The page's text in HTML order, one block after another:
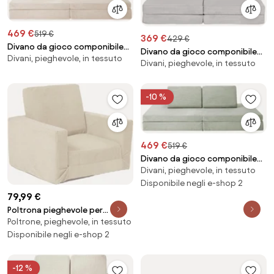
469 €519 €
Divano da gioco componibile
per bambini in velluto a coste
Divani, pieghevole, in tessuto
369 €429 €
Divano da gioco componibile
per bambini in velluto a coste
Divani, pieghevole, in tessuto
79,99 €
Poltrona pieghevole per
bambini Striped
Poltrone, pieghevole, in tessuto
Disponibile negli e-shop 2
-10 %
469 €519 €
Divano da gioco componibile
per bambini in velluto a coste
fatto a mano Mila
Divani, pieghevole, in tessuto
Disponibile negli e-shop 2
-12 %